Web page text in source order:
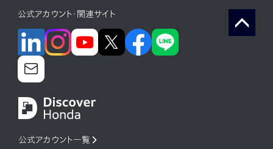
公式アカウント・関連サイト
公式アカウント一覧